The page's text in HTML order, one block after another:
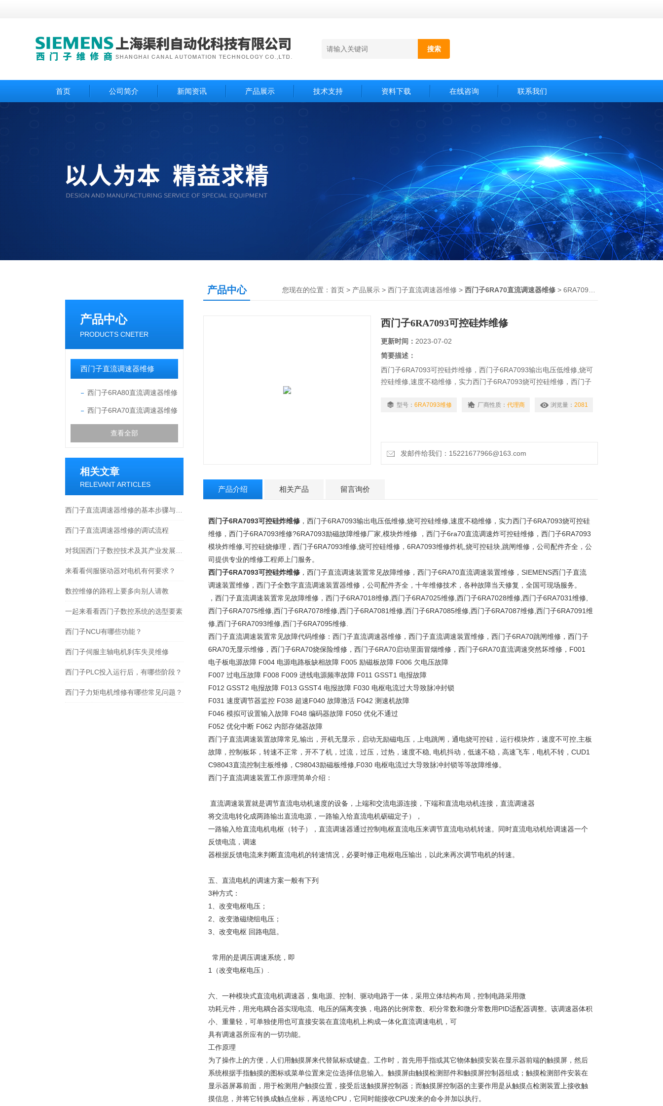
首页 公司简介 新闻资讯 产品展示 技术支持 资料下载 在线咨询 联系我们
产品中心
PRODUCTS CNETER
西门子直流调速器维修
西门子6RA80直流调速器维修
西门子6RA70直流调速器维修
查看全部
相关文章
RELEVANT ARTICLES
西门子直流调速器维修的调试流程
来看看伺服驱动器对电机有何要求？
数控维修的路程上要多向别人请教
一起来看看西门子数控系统的选型要素
西门子NCU有哪些功能？
西门子伺服主轴电机刹车失灵维修
西门子PLC投入运行后，有哪些阶段？
西门子力矩电机维修有哪些常见问题？
产品中心 您现在的位置： 首页 > 产品展示 > 西门子直流调速器维修 > 西门子6RA70直流调速器维修 > 6RA7093维修西门子6RA7093可控硅炸维修
西门子6RA7093可控硅炸维修
更新时间： 2023-07-02
简要描述：
西门子6RA7093可控硅炸维修，西门子6RA7093输出电压低维修,烧可
控硅维修,速度不稳维修，实力西门子6RA7093烧可控硅维修，西门子
直流调速炸可控硅维修，西门子6RA7093模块炸维修,可控硅烧修理，
型号： 6RA7093维修 厂商性质： 代理商 浏览量： 2081
发邮件给我们：15221677966@163.com
产品介绍 相关产品 留言询价
西门子6RA7093可控硅炸维修 ，西门子6RA7093输出电压低维修,烧可控硅维修,速度不稳维修，实力西门子6RA7093烧可控硅
维修，西门子6RA7093维修?6RA7093励磁故障维修厂家,模块炸维修 ，西门子6ra70直流调速炸可控硅维修，西门子6RA7093
模块炸维修,可控硅烧修理，西门子6RA7093维修,烧可控硅维修，6RA7093维修炸机,烧可控硅块,跳闸维修，公司配件齐全，公
司提供专业的维修工程师上门服务。
西门子6RA7093可控硅炸维修 ，西门子直流调速装置常见故障维修，西门子6RA70直流调速装置维修，SIEMENS西门子直流
调速装置维修，西门子全数字直流调速装置器维修，公司配件齐全，十年维修技术，各种故障当天修复，全国可现场服务。
，西门子直流调速装置常见故障维修，西门子6RA7018维修,西门子6RA7025维修,西门子6RA7028维修,西门子6RA7031维修,
西门子6RA7075维修,西门子6RA7078维修,西门子6RA7081维修,西门子6RA7085维修,西门子6RA7087维修,西门子6RA7091维
修,西门子6RA7093维修,西门子6RA7095维修.
西门子直流调速装置常见故障代码维修：西门子直流调速器维修，西门子直流调速装置维修，西门子6RA70跳闸维修，西门子
6RA70无显示维修，西门子6RA70烧保险维修，西门子6RA70启动里面冒烟维修，西门子6RA70直流调速突然坏维修，F001
电子板电源故障 F004 电源电路板缺相故障 F005 励磁板故障 F006 欠电压故障
F007 过电压故障 F008 F009 进线电源频率故障 F011 GSST1 电报故障
F012 GSST2 电报故障 F013 GSST4 电报故障 F030 电枢电流过大导致脉冲封锁
F031 速度调节器监控 F038 超速F040 故障激活 F042 测速机故障
F046 模拟可设置输入故障 F048 编码器故障 F050 优化不通过
F052 优化中断 F062 内部存储器故障
西门子直流调速装置故障常见,输出，开机无显示，启动无励磁电压，上电跳闸，通电烧可控硅，运行模块炸，速度不可控,主板
故障，控制板坏，转速不正常，开不了机，过流，过压，过热，速度不稳, 电机抖动，低速不稳，高速飞车，电机不转，CUD1
C98043直流控制主板维修，C98043励磁板维修,F030 电枢电流过大导致脉冲封锁等等故障维修。
西门子直流调速装置工作原理简单介绍：
直流调速装置就是调节直流电动机速度的设备，上端和交流电源连接，下端和直流电动机连接，直流调速器
将交流电转化成两路输出直流电源，一路输入给直流电机砺磁定子），
一路输入给直流电机电枢（转子），直流调速器通过控制电枢直流电压来调节直流电动机转速。同时直流电动机给调速器一个
反馈电流，调速
器根据反馈电流来判断直流电机的转速情况，必要时修正电枢电压输出，以此来再次调节电机的转速。
五、直流电机的调速方案一般有下列
3种方式：
1、改变电枢电压；
2、改变激磁绕组电压；
3、改变电枢 回路电阻。
常用的是调压调速系统，即
1（改变电枢电压）.
六、一种模块式直流电机调速器，集电源、控制、驱动电路于一体，采用立体结构布局，控制电路采用微
功耗元件，用光电耦合器实现电流、电压的隔离变换，电路的比例常数、积分常数和微分常数用PID适配器调整。该调速器体积
小、重量轻，可单独使用也可直接安装在直流电机上构成一体化直流调速电机，可
具有调速器所应有的一切功能。
工作原理
为了操作上的方便，人们用触摸屏来代替鼠标或键盘。工作时，首先用手指或其它物体触摸安装在显示器前端的触摸屏，然后
系统根据手指触摸的图标或菜单位置来定位选择信息输入。触摸屏由触摸检测部件和触摸屏控制器组成；触摸检测部件安装在
显示器屏幕前面，用于检测用户触摸位置，接受后送触摸屏控制器；而触摸屏控制器的主要作用是从触摸点检测装置上接收触
摸信息，并将它转换成触点坐标，再送给CPU，它同时能接收CPU发来的命令并加以执行。